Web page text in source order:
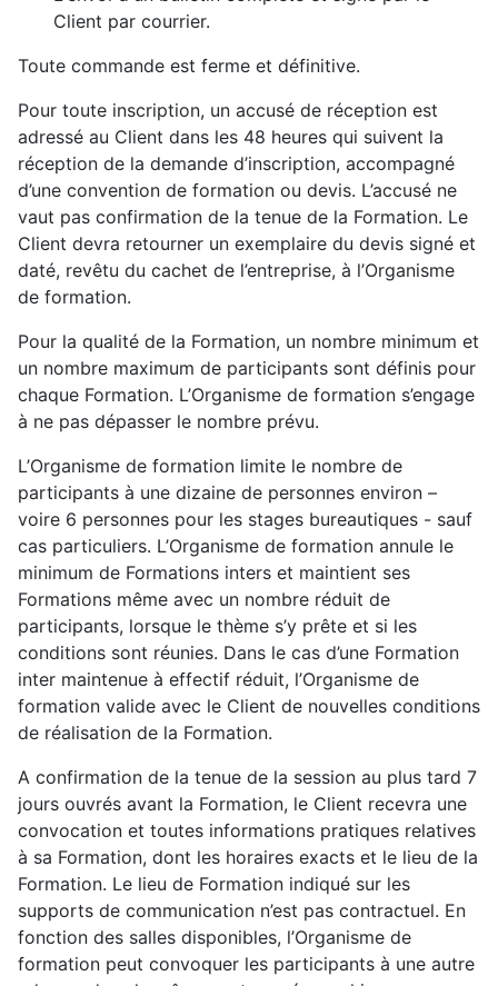
Client par courrier.
Toute commande est ferme et définitive.
Pour toute inscription, un accusé de réception est
adressé au Client dans les 48 heures qui suivent la
réception de la demande d’inscription, accompagné
d’une convention de formation ou devis. L’accusé ne
vaut pas confirmation de la tenue de la Formation. Le
Client devra retourner un exemplaire du devis signé et
daté, revêtu du cachet de l’entreprise, à l’Organisme
de formation.
Pour la qualité de la Formation, un nombre minimum et
un nombre maximum de participants sont définis pour
chaque Formation. L’Organisme de formation s’engage
à ne pas dépasser le nombre prévu.
L’Organisme de formation limite le nombre de
participants à une dizaine de personnes environ –
voire 6 personnes pour les stages bureautiques - sauf
cas particuliers. L’Organisme de formation annule le
minimum de Formations inters et maintient ses
Formations même avec un nombre réduit de
participants, lorsque le thème s’y prête et si les
conditions sont réunies. Dans le cas d’une Formation
inter maintenue à effectif réduit, l’Organisme de
formation valide avec le Client de nouvelles conditions
de réalisation de la Formation.
A confirmation de la tenue de la session au plus tard 7
jours ouvrés avant la Formation, le Client recevra une
convocation et toutes informations pratiques relatives
à sa Formation, dont les horaires exacts et le lieu de la
Formation. Le lieu de Formation indiqué sur les
supports de communication n’est pas contractuel. En
fonction des salles disponibles, l’Organisme de
formation peut convoquer les participants à une autre